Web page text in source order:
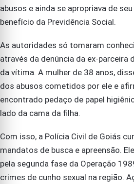
abusos e ainda se apropriava de
benefício da Previdência Social.
As autoridades só tomaram
através da denúncia da ex-parceira
da vítima. A mulher de 38 anos,
dos abusos cometidos por ele e
encontrado pedaço de papel
lado da cama da filha.
Com isso, a Polícia Civil de Goiás
mandatos de busca e apreensão.
pela segunda fase da Operação
crimes de cunho sexual na região.